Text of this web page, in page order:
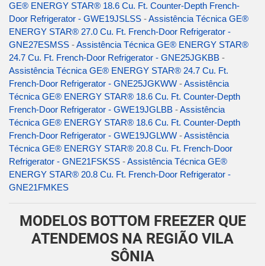
GE® ENERGY STAR® 18.6 Cu. Ft. Counter-Depth French-
Door Refrigerator - GWE19JSLSS -Assistência Técnica GE®
ENERGY STAR® 27.0 Cu. Ft. French-Door Refrigerator -
GNE27ESMSS -Assistência Técnica GE® ENERGY STAR®
24.7 Cu. Ft. French-Door Refrigerator - GNE25JGKBB -
Assistência Técnica GE® ENERGY STAR® 24.7 Cu. Ft.
French-Door Refrigerator - GNE25JGKWW -Assistência
Técnica GE® ENERGY STAR® 18.6 Cu. Ft. Counter-Depth
French-Door Refrigerator - GWE19JGLBB -Assistência
Técnica GE® ENERGY STAR® 18.6 Cu. Ft. Counter-Depth
French-Door Refrigerator - GWE19JGLWW -Assistência
Técnica GE® ENERGY STAR® 20.8 Cu. Ft. French-Door
Refrigerator - GNE21FSKSS -Assistência Técnica GE®
ENERGY STAR® 20.8 Cu. Ft. French-Door Refrigerator -
GNE21FMKES
MODELOS BOTTOM FREEZER QUE
ATENDEMOS NA REGIÃO VILA
SÔNIA